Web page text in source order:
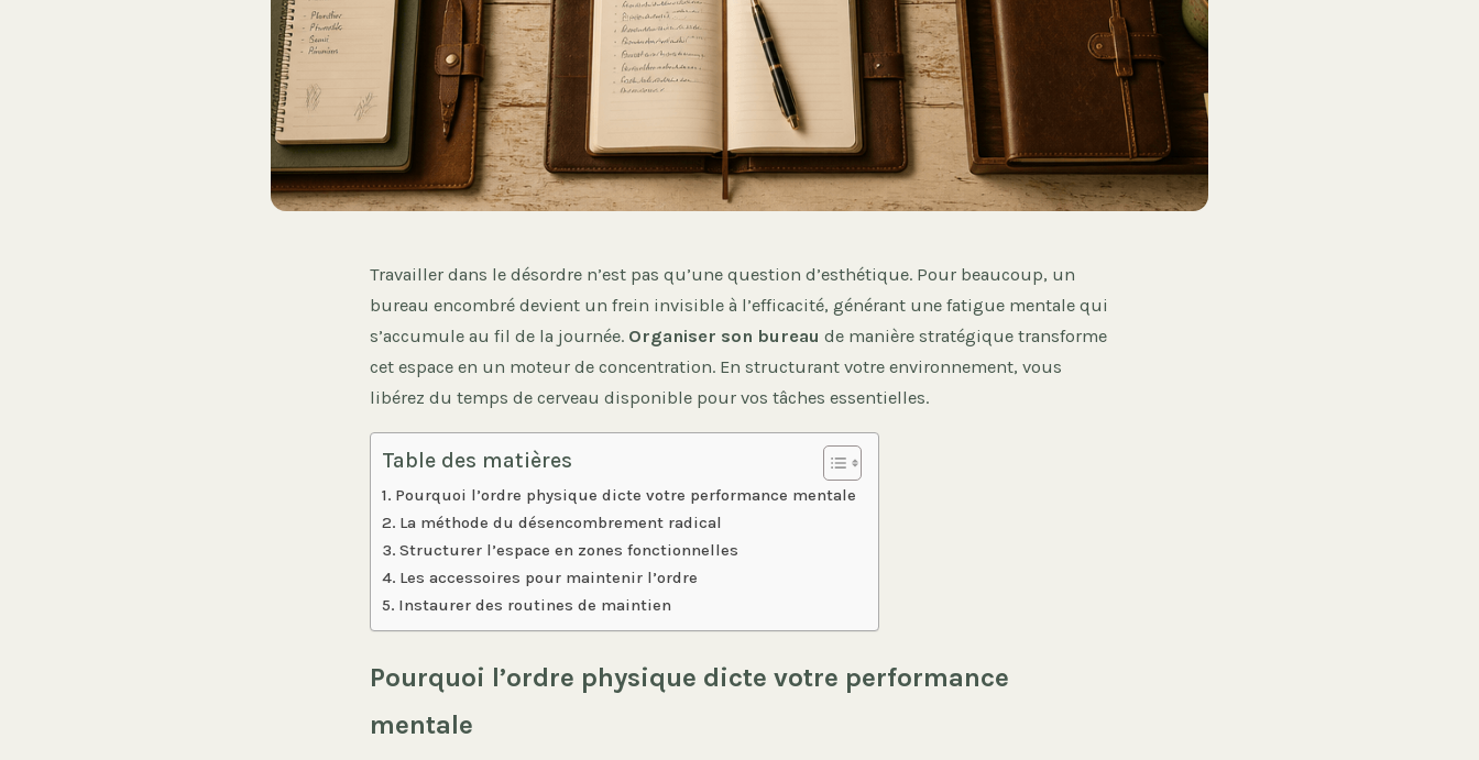
Travailler dans le désordre n’est pas qu’une question d’esthétique. Pour beaucoup, un
bureau encombré devient un frein invisible à l’efficacité, générant une fatigue mentale qui
s’accumule au fil de la journée. Organiser son bureau de manière stratégique transforme
cet espace en un moteur de concentration. En structurant votre environnement, vous
libérez du temps de cerveau disponible pour vos tâches essentielles.
Table des matières
Pourquoi l’ordre physique dicte votre performance mentale
La méthode du désencombrement radical
Structurer l’espace en zones fonctionnelles
Les accessoires pour maintenir l’ordre
Instaurer des routines de maintien
Pourquoi l’ordre physique dicte votre performance
mentale